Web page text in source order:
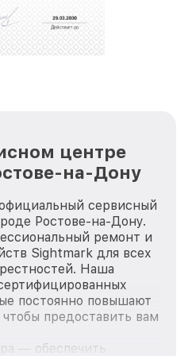
обрели отличную
совершенствуемся и
центре
на-Дону
сервисный
Ростове-на-Дону.
ремонт и
Sightmark для всех
Наша
постоянно повышают
предоставить вам
— обеспечить